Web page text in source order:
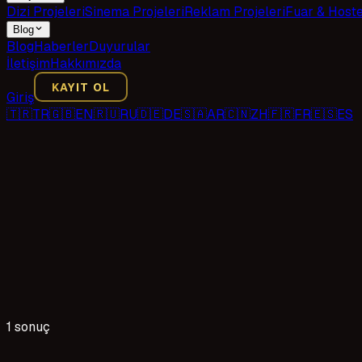
Dizi ProjeleriSinema ProjeleriReklam ProjeleriFuar &
Blog
BlogHaberlerDuyurular
İletişimHakkımızda
Giriş
KAYIT OL
🇹🇷TR🇬🇧EN🇷🇺RU🇩🇪DE🇸🇦AR🇨🇳ZH🇫🇷FR🇪🇸ES
1 sonuç